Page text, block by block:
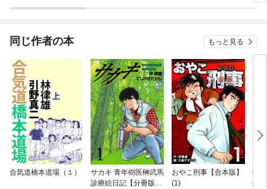
同じ作者の本 もっと見る
合気道橋本道場（１）
サカキ 青年樹医榊武馬
診療絵日記【分冊版】
おやこ刑事【合本版】
(1)
俺
冊